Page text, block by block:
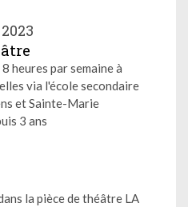
heures par semaine à
via l'école secondaire
et Sainte-Marie
3 ans
la pièce de théâtre LA